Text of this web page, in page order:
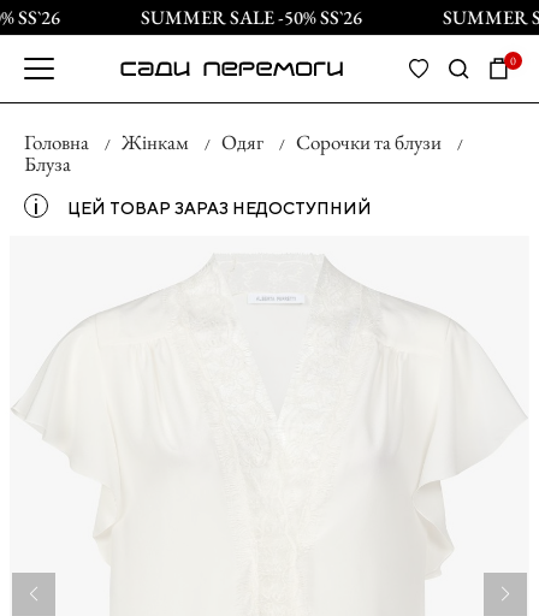
SUMMER SALE -50% SS`26 SUMMER
0
Головна Жінкам Одяг
Сорочки та блузи
Блуза
і ЦЕЙ ТОВАР ЗАРАЗ НЕДОСТУПНИЙ